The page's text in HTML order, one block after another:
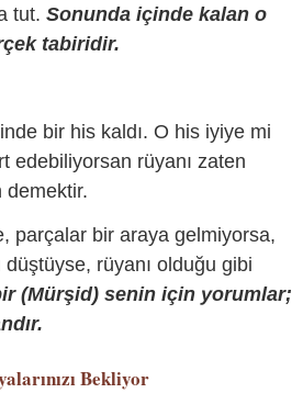
tut. Sonunda içinde kalan o
tabiridir.
bir his kaldı. O his iyiye mi
edebiliyorsan rüyanı zaten
demektir.
parçalar bir araya gelmiyorsa,
rüyanı olduğu gibi
(Mürşid) senin için yorumlar;
Bekliyor